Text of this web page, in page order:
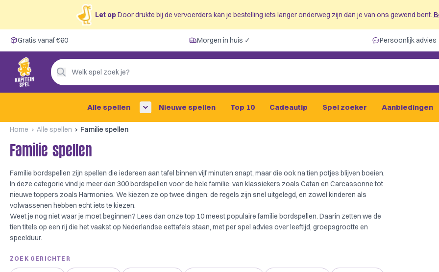
Let opDoor drukte bij de vervoerders kan je bestelling iets langer onderweg zijn dan je van ons gewend bent.
Gratis vanaf €60
Morgen in huis ✓
Persoonlijk advies
4,9/5 —
200+ beoordelingen
Gratis vanaf €60 Morgen in huis ✓ Persoonlijk advies
Welk spel zoek je?
Alle spellen Nieuwe spellen Top 10 Cadeautip Spel zoeker Aanbiedingen
Home Alle spellen Familie spellen
Familie spellen
Familie bordspellen zijn spellen die iedereen aan tafel binnen vijf minuten snapt, maar die ook na tien potjes blijven boeien.
In deze categorie vind je meer dan 300 bordspellen voor de hele familie: van klassiekers zoals Catan en Carcassonnetot
nieuwe toppers zoals Harmonies. We kiezen ze op twee dingen: de regels zijn snel uitgelegd, en zowel kinderen als
volwassenen hebben echt iets te kiezen.
Weet je nog niet waar je moet beginnen? Lees dan onzetop 10 meest populaire familie bordspellen. Daarin zetten we de
tien titels op een rij die het vaakst op Nederlandse eettafels staan, met per spel advies over leeftijd, groepsgrootte en
speelduur.
ZOEK GERICHTER